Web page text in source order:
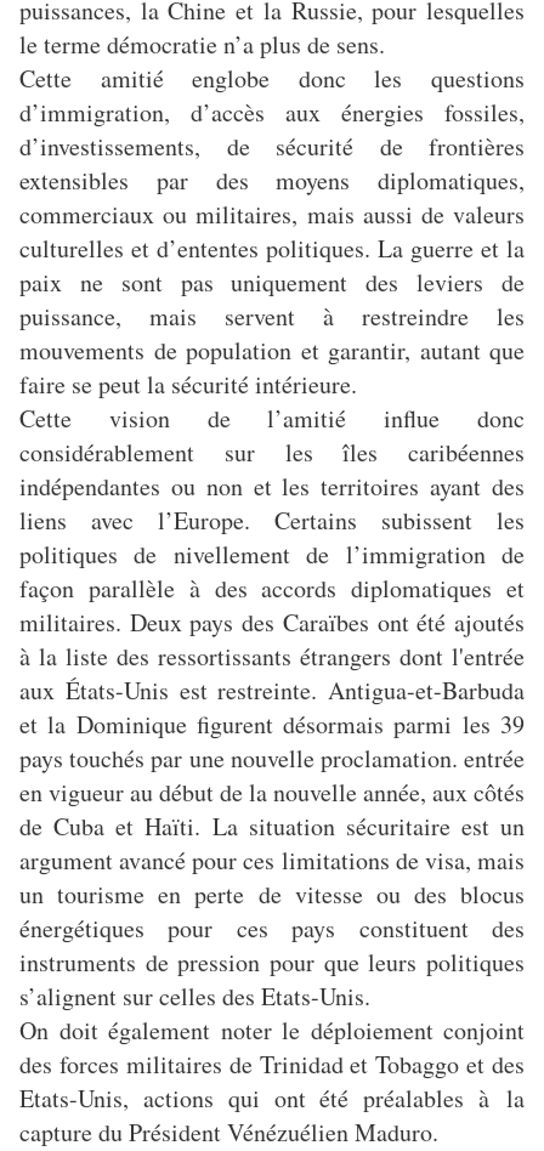
puissances, la Chine et la Russie, pour lesquelles
le terme démocratie n’a plus de sens.
Cette amitié englobe donc les questions
d’immigration, d’accès aux énergies fossiles,
d’investissements, de sécurité de frontières
extensibles par des moyens diplomatiques,
commerciaux ou militaires, mais aussi de valeurs
culturelles et d’ententes politiques. La guerre et la
paix ne sont pas uniquement des leviers de
puissance, mais servent à restreindre les
mouvements de population et garantir, autant que
faire se peut la sécurité intérieure.
Cette vision de l’amitié influe donc
considérablement sur les îles caribéennes
indépendantes ou non et les territoires ayant des
liens avec l’Europe. Certains subissent les
politiques de nivellement de l’immigration de
façon parallèle à des accords diplomatiques et
militaires. Deux pays des Caraïbes ont été ajoutés
à la liste des ressortissants étrangers dont l'entrée
aux États-Unis est restreinte. Antigua-et-Barbuda
et la Dominique figurent désormais parmi les 39
pays touchés par une nouvelle proclamation. entrée
en vigueur au début de la nouvelle année, aux côtés
de Cuba et Haïti. La situation sécuritaire est un
argument avancé pour ces limitations de visa, mais
un tourisme en perte de vitesse ou des blocus
énergétiques pour ces pays constituent des
instruments de pression pour que leurs politiques
s’alignent sur celles des Etats-Unis.
On doit également noter le déploiement conjoint
des forces militaires de Trinidad et Tobaggo et des
Etats-Unis, actions qui ont été préalables à la
capture du Président Vénézuélien Maduro.